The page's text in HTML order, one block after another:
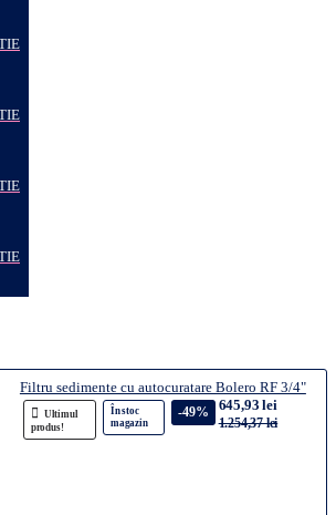
Filtru sedimente cu autocuratare Bolero RF 3/4"
Ultimul
produs!
În stoc
magazin
-49% 645,93 lei
1.254,37 lei